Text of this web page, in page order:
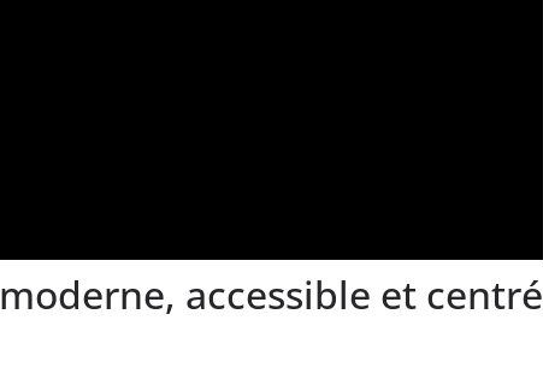
accessible et centré